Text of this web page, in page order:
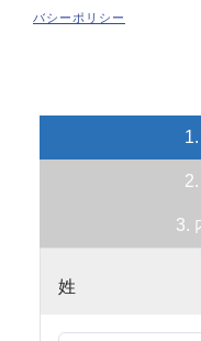
バシーポリシー